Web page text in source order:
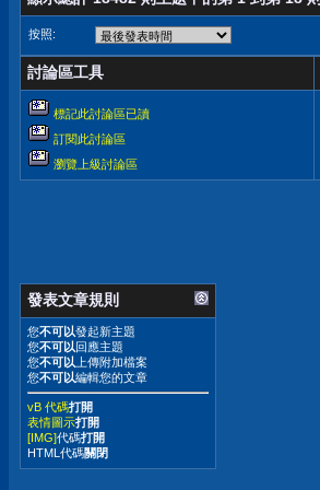
按照:
討論區工具
標記此討論區已讀
訂閱此討論區
瀏覽上級討論區
發表文章規則
您不可以發起新主題
您不可以回應主題
您不可以 上傳附加檔案
您不可以編輯您的文章
vB 代碼打開
表情圖示打開
[IMG]代碼打開
HTML代碼關閉